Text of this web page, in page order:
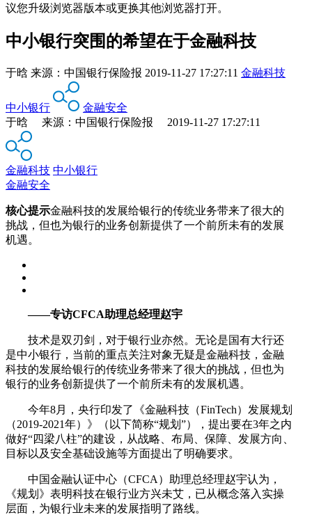
议您升级浏览器版本或更换其他浏览器打开。
中小银行突围的希望在于金融科技
于晗 来源： 中国银行保险报 2019-11-27 17:27:11 金融科技
中小银行
金融安全
于晗 来源：中国银行保险报 2019-11-27 17:27:11
金融科技 中小银行
金融安全
核心提示金融科技的发展给银行的传统业务带来了很大的
挑战，但也为银行的业务创新提供了一个前所未有的发展
机遇。
——专访CFCA助理总经理赵宇
技术是双刃剑，对于银行业亦然。无论是国有大行还
是中小银行，当前的重点关注对象无疑是金融科技，金融
科技的发展给银行的传统业务带来了很大的挑战，但也为
银行的业务创新提供了一个前所未有的发展机遇。
今年8月，央行印发了《金融科技（FinTech）发展规划
（2019-2021年）》（以下简称“规划”），提出要在3年之内
做好“四梁八柱”的建设，从战略、布局、保障、发展方向、
目标以及安全基础设施等方面提出了明确要求。
中国金融认证中心（CFCA）助理总经理赵宇认为，
《规划》表明科技在银行业方兴未艾，已从概念落入实操
层面，为银行业未来的发展指明了路线。